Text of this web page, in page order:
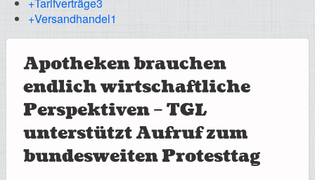
Impressionen
+Versandhandel1
Apotheken brauchen
endlich wirtschaftliche
Perspektiven – TGL
unterstützt Aufruf zum
bundesweiten Protesttag